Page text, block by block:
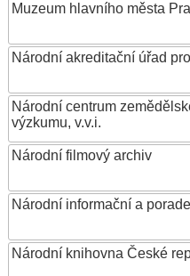
Muzeum hlavního města
Národní akreditační úřad
Národní centrum
výzkumu, v.v.i.
Národní filmový archiv
Národní informační a
Národní knihovna České